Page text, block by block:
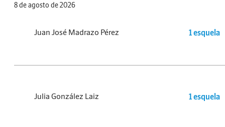
8 de agosto de 2026
Juan José Madrazo Pérez 1 esquela
Julia González Laiz 1 esquela